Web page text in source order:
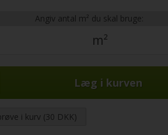
Angiv antal m² du skal bruge:
m²
i kurv (30 DKK)